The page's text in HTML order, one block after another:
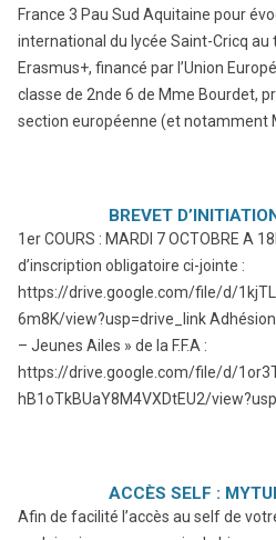
France 3 Pau Sud Aquitaine pour
international du lycée Saint-Cricq
Erasmus+, financé par l’Union
classe de 2nde 6 de Mme Bourdet,
section européenne (et notamment
BREVET
1er COURS : MARDI 7 OCTOBRE A
d’inscription obligatoire ci-jointe :
https://drive.google.com/file/d/
6m8K/view?usp=drive_link
– Jeunes Ailes » de la F.F.A :
https://drive.google.com/file/d/
hB1oTkBUaY8M4VXDtEU2/
ACCÈS SELF :
Afin de facilité l’accès au self de